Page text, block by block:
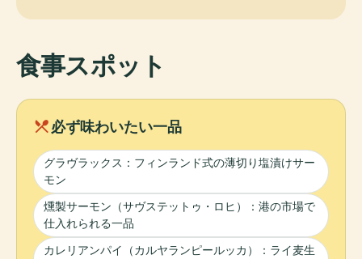
食事スポット
local_dining必ず味わいたい一品
グラヴラックス：フィンランド式の薄切り塩漬けサー
モン
燻製サーモン（サヴステットゥ・ロヒ）：港の市場で
仕入れられる一品
カレリアンパイ（カルヤランピールッカ）：ライ麦生